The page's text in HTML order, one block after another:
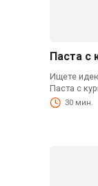
Паста с
Ищете
Паста с
30 мин.